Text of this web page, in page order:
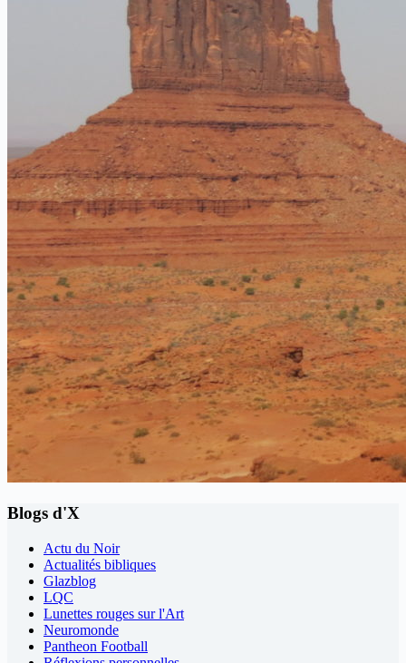
Blogs d'X
Actu du Noir
Actualités bibliques
Glazblog
LQC
Lunettes rouges sur l'Art
Neuromonde
Pantheon Football